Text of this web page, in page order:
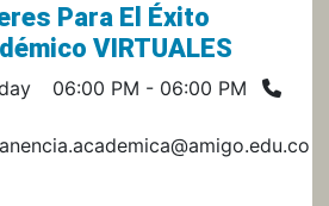
Para El Éxito
VIRTUALES
06:00 PM - 06:00 PM